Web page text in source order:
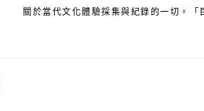
關於當代文化體驗採集與紀錄的一切。「